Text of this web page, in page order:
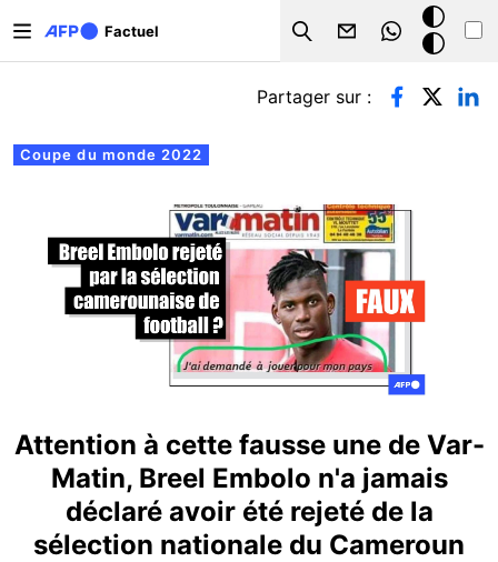
Factuel
Search
Mode
sombre
Onglets principaux
Coupe du monde 2022
Partager sur :
Attention à cette fausse une de Var-
Matin, Breel Embolo n'a jamais
déclaré avoir été rejeté de la
sélection nationale du Cameroun